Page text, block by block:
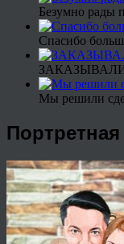
Безумно рады
Спасибо
Мы решили